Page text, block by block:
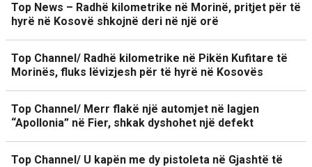
Top News – Radhë kilometrike në Morinë, pritjet për të
hyrë në Kosovë shkojnë deri në një orë
Top Channel/ Radhë kilometrike në Pikën Kufitare të
Morinës, fluks lëvizjesh për të hyrë në Kosovës
Top Channel/ Merr flakë një automjet në lagjen
“Apollonia” në Fier, shkak dyshohet një defekt
Top Channel/ U kapën me dy pistoleta në Gjashtë të